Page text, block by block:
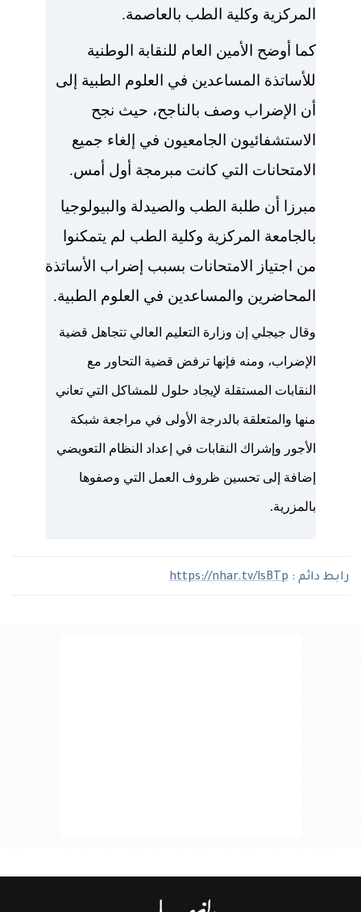
المركزية وكلية الطب بالعاصمة.
كما أوضح الأمين العام للنقابة الوطنية
للأساتذة المساعدين في العلوم الطبية إلى
أن الإضراب وصف بالناجح، حيث نجح
الاستشفائيون الجامعيون في إلغاء جميع
الامتحانات التي كانت مبرمجة أول أمس.
مبرزا أن طلبة الطب والصيدلة والبيولوجيا
بالجامعة المركزية وكلية الطب لم يتمكنوا
من اجتياز الامتحانات بسبب إضراب الأساتذة
المحاضرين والمساعدين في العلوم الطبية.
وقال جيجلي إن وزارة التعليم العالي تتجاهل قضية
الإضراب، ومنه فإنها ترفض قضية التحاور مع
النقابات المستقلة لإيجاد حلول للمشاكل التي تعاني
منها والمتعلقة بالدرجة الأولى في مراجعة شبكة
الأجور وإشراك النقابات في إعداد النظام التعويضي
إضافة إلى تحسين ظروف العمل التي وصفوها
بالمزرية.
رابط دائم : https://nhar.tv/lsBTp